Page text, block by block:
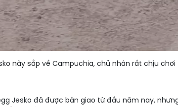
này sắp về Campuchia, chủ nhân rất chịu chơi
Jesko đã được bàn giao từ đầu năm nay,